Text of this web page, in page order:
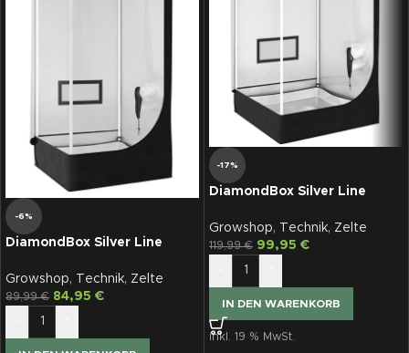
-6%
DiamondBox Silver Line
Growshop, Technik, Zelte
89,99€ 84,95 €
-17%
DiamondBox Silver Line
Growshop, Technik, Zelte
119,99€ 99,95 €
IN DEN WARENKORB
inkl. 19 % MwSt.